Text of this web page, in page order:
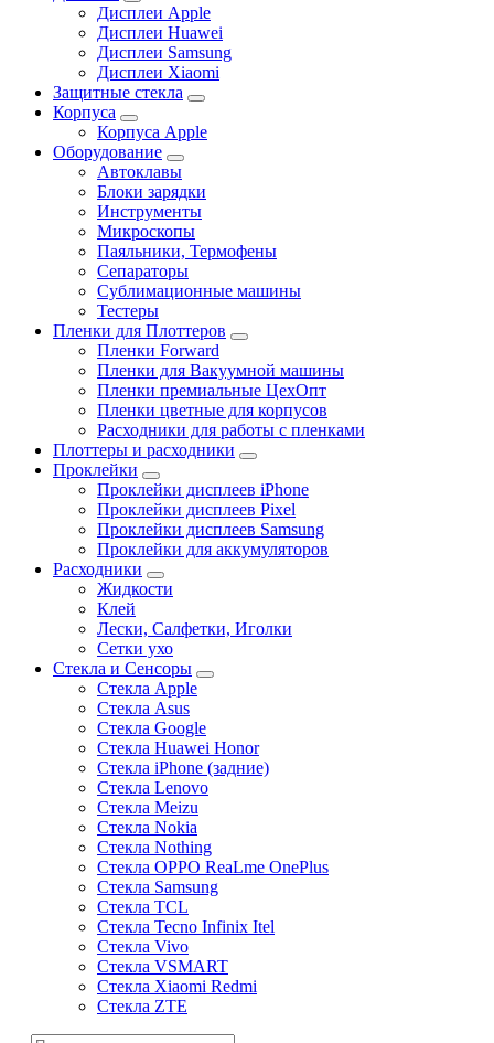
Дисплеи Apple
Дисплеи Huawei
Дисплеи Samsung
Дисплеи Xiaomi
Защитные стекла
Корпуса
Корпуса Apple
Оборудование
Автоклавы
Блоки зарядки
Инструменты
Микроскопы
Паяльники, Термофены
Сепараторы
Сублимационные машины
Тестеры
Пленки для Плоттеров
Пленки Forward
Пленки для Вакуумной машины
Пленки премиальные ЦехОпт
Пленки цветные для корпусов
Расходники для работы с пленками
Плоттеры и расходники
Проклейки
Проклейки дисплеев iPhone
Проклейки дисплеев Pixel
Проклейки дисплеев Samsung
Проклейки для аккумуляторов
Расходники
Жидкости
Клей
Лески, Салфетки, Иголки
Сетки ухо
Стекла и Сенсоры
Стекла Apple
Стекла Asus
Стекла Google
Стекла Huawei Honor
Стекла iPhone (задние)
Стекла Lenovo
Стекла Meizu
Стекла Nokia
Стекла Nothing
Стекла OPPO ReaLme OnePlus
Стекла Samsung
Стекла TCL
Стекла Tecno Infinix Itel
Стекла Vivo
Стекла VSMART
Стекла Xiaomi Redmi
Стекла ZTE